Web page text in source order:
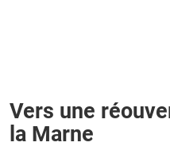
Vers une
la Marne